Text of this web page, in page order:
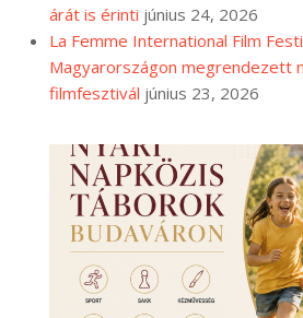
árát is érinti június 24, 2026
La Femme International Film
Magyarországon megrendezett
filmfesztivál június 23, 2026